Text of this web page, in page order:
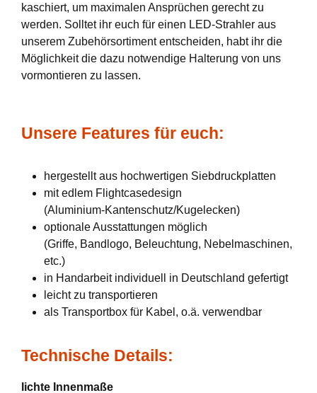
kaschiert, um maximalen Ansprüchen gerecht zu
werden. Solltet ihr euch für einen LED-Strahler aus
unserem Zubehörsortiment entscheiden, habt ihr die
Möglichkeit die dazu notwendige Halterung von uns
vormontieren zu lassen.
Unsere Features für euch:
hergestellt aus hochwertigen Siebdruckplatten
mit edlem Flightcasedesign
(Aluminium-Kantenschutz/Kugelecken)
optionale Ausstattungen möglich
(Griffe, Bandlogo, Beleuchtung, Nebelmaschinen,
etc.)
in Handarbeit individuell in Deutschland gefertigt
leicht zu transportieren
als Transportbox für Kabel, o.ä. verwendbar
Technische Details:
lichte Innenmaße